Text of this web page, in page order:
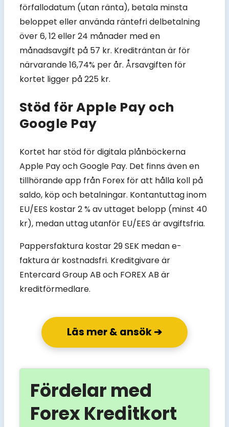
förfallodatum (utan ränta), betala minsta
beloppet eller använda räntefri delbetalning
över 6, 12 eller 24 månader med en
månadsavgift på 57 kr. Krediträntan är för
närvarande 16,74% per år. Årsavgiften för
kortet ligger på 225 kr.
Stöd för Apple Pay och
Google Pay
Kortet har stöd för digitala plånböckerna
Apple Pay och Google Pay. Det finns även en
tillhörande app från Forex för att hålla koll på
saldo, köp och betalningar. Kontantuttag inom
EU/EES kostar 2 % av uttaget belopp (minst 40
kr), medan uttag utanför EU/EES är avgiftsfria.
Pappersfaktura kostar 29 SEK medan e-
faktura är kostnadsfri. Kreditgivare är
Entercard Group AB och FOREX AB är
kreditförmedlare.
Läs mer & ansök ➔
Fördelar med
Forex Kreditkort